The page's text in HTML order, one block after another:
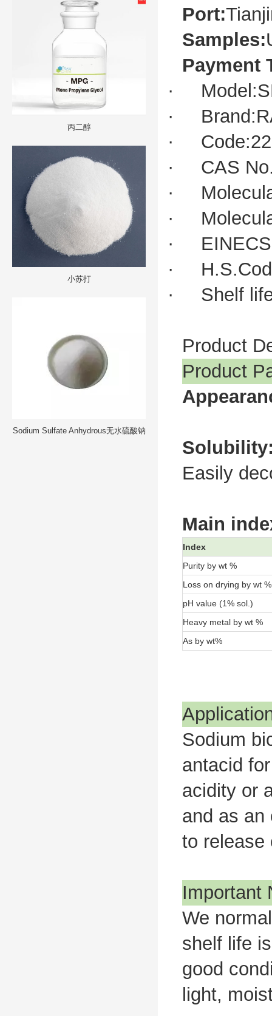
丙二醇
小苏打
Sodium Sulfate Anhydrous无水硫酸钠
Port:
Samples:
Payment
·
·
·
· CAS
·
·
·
·
· Shelf
Product
Product
Easily
Main
Index
Purity by wt %
Loss on drying by wt %
pH value (1% sol.)
Heavy metal by wt %
As by wt%
Sodium
antacid
acidity or
and as an
to release
Important
We
shelf life
good
light,